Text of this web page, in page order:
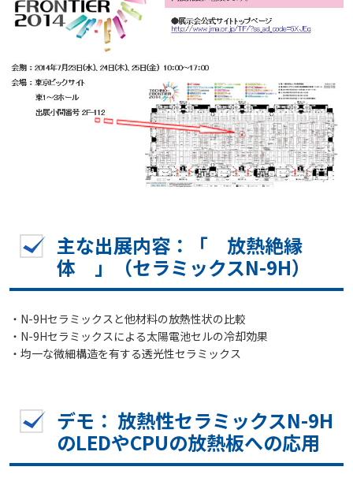
主な出展内容：「 放熱絶縁
体 」（セラミックスN-9H）
・N-9Hセラミックスと他材料の放熱性状の比較
・N-9Hセラミックスによる太陽電池セルの冷却効果
・均一な微細構造を有する透光性セラミックス
デモ： 放熱性セラミックスN-9H
のLEDやCPUの放熱板への応用